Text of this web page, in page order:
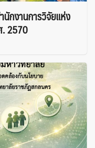
กงานการวิจัยแห่ง
2570